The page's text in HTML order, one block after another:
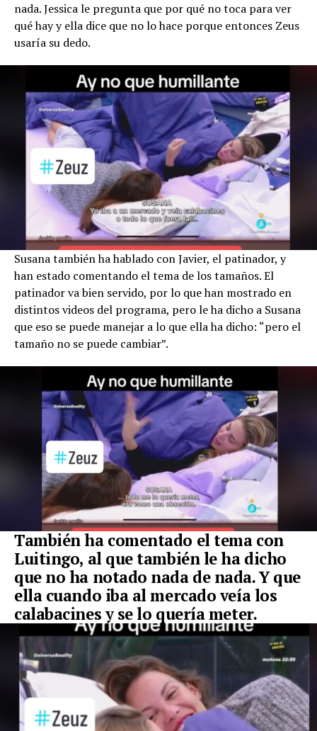
nada. Jessica le pregunta que por qué no toca para ver
qué hay y ella dice que no lo hace porque entonces Zeus
usaría su dedo.
Susana también ha hablado con Javier, el patinador, y
han estado comentando el tema de los tamaños. El
patinador va bien servido, por lo que han mostrado en
distintos videos del programa, pero le ha dicho a Susana
que eso se puede manejar a lo que ella ha dicho: “pero el
tamaño no se puede cambiar”.
También ha comentado el tema con
Luitingo, al que también le ha dicho
que no ha notado nada de nada. Y que
ella cuando iba al mercado veía los
calabacines y se lo quería meter.